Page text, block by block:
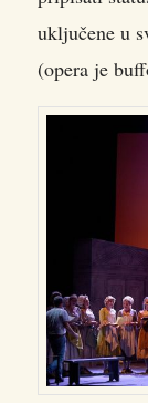
uključene u
(opera je